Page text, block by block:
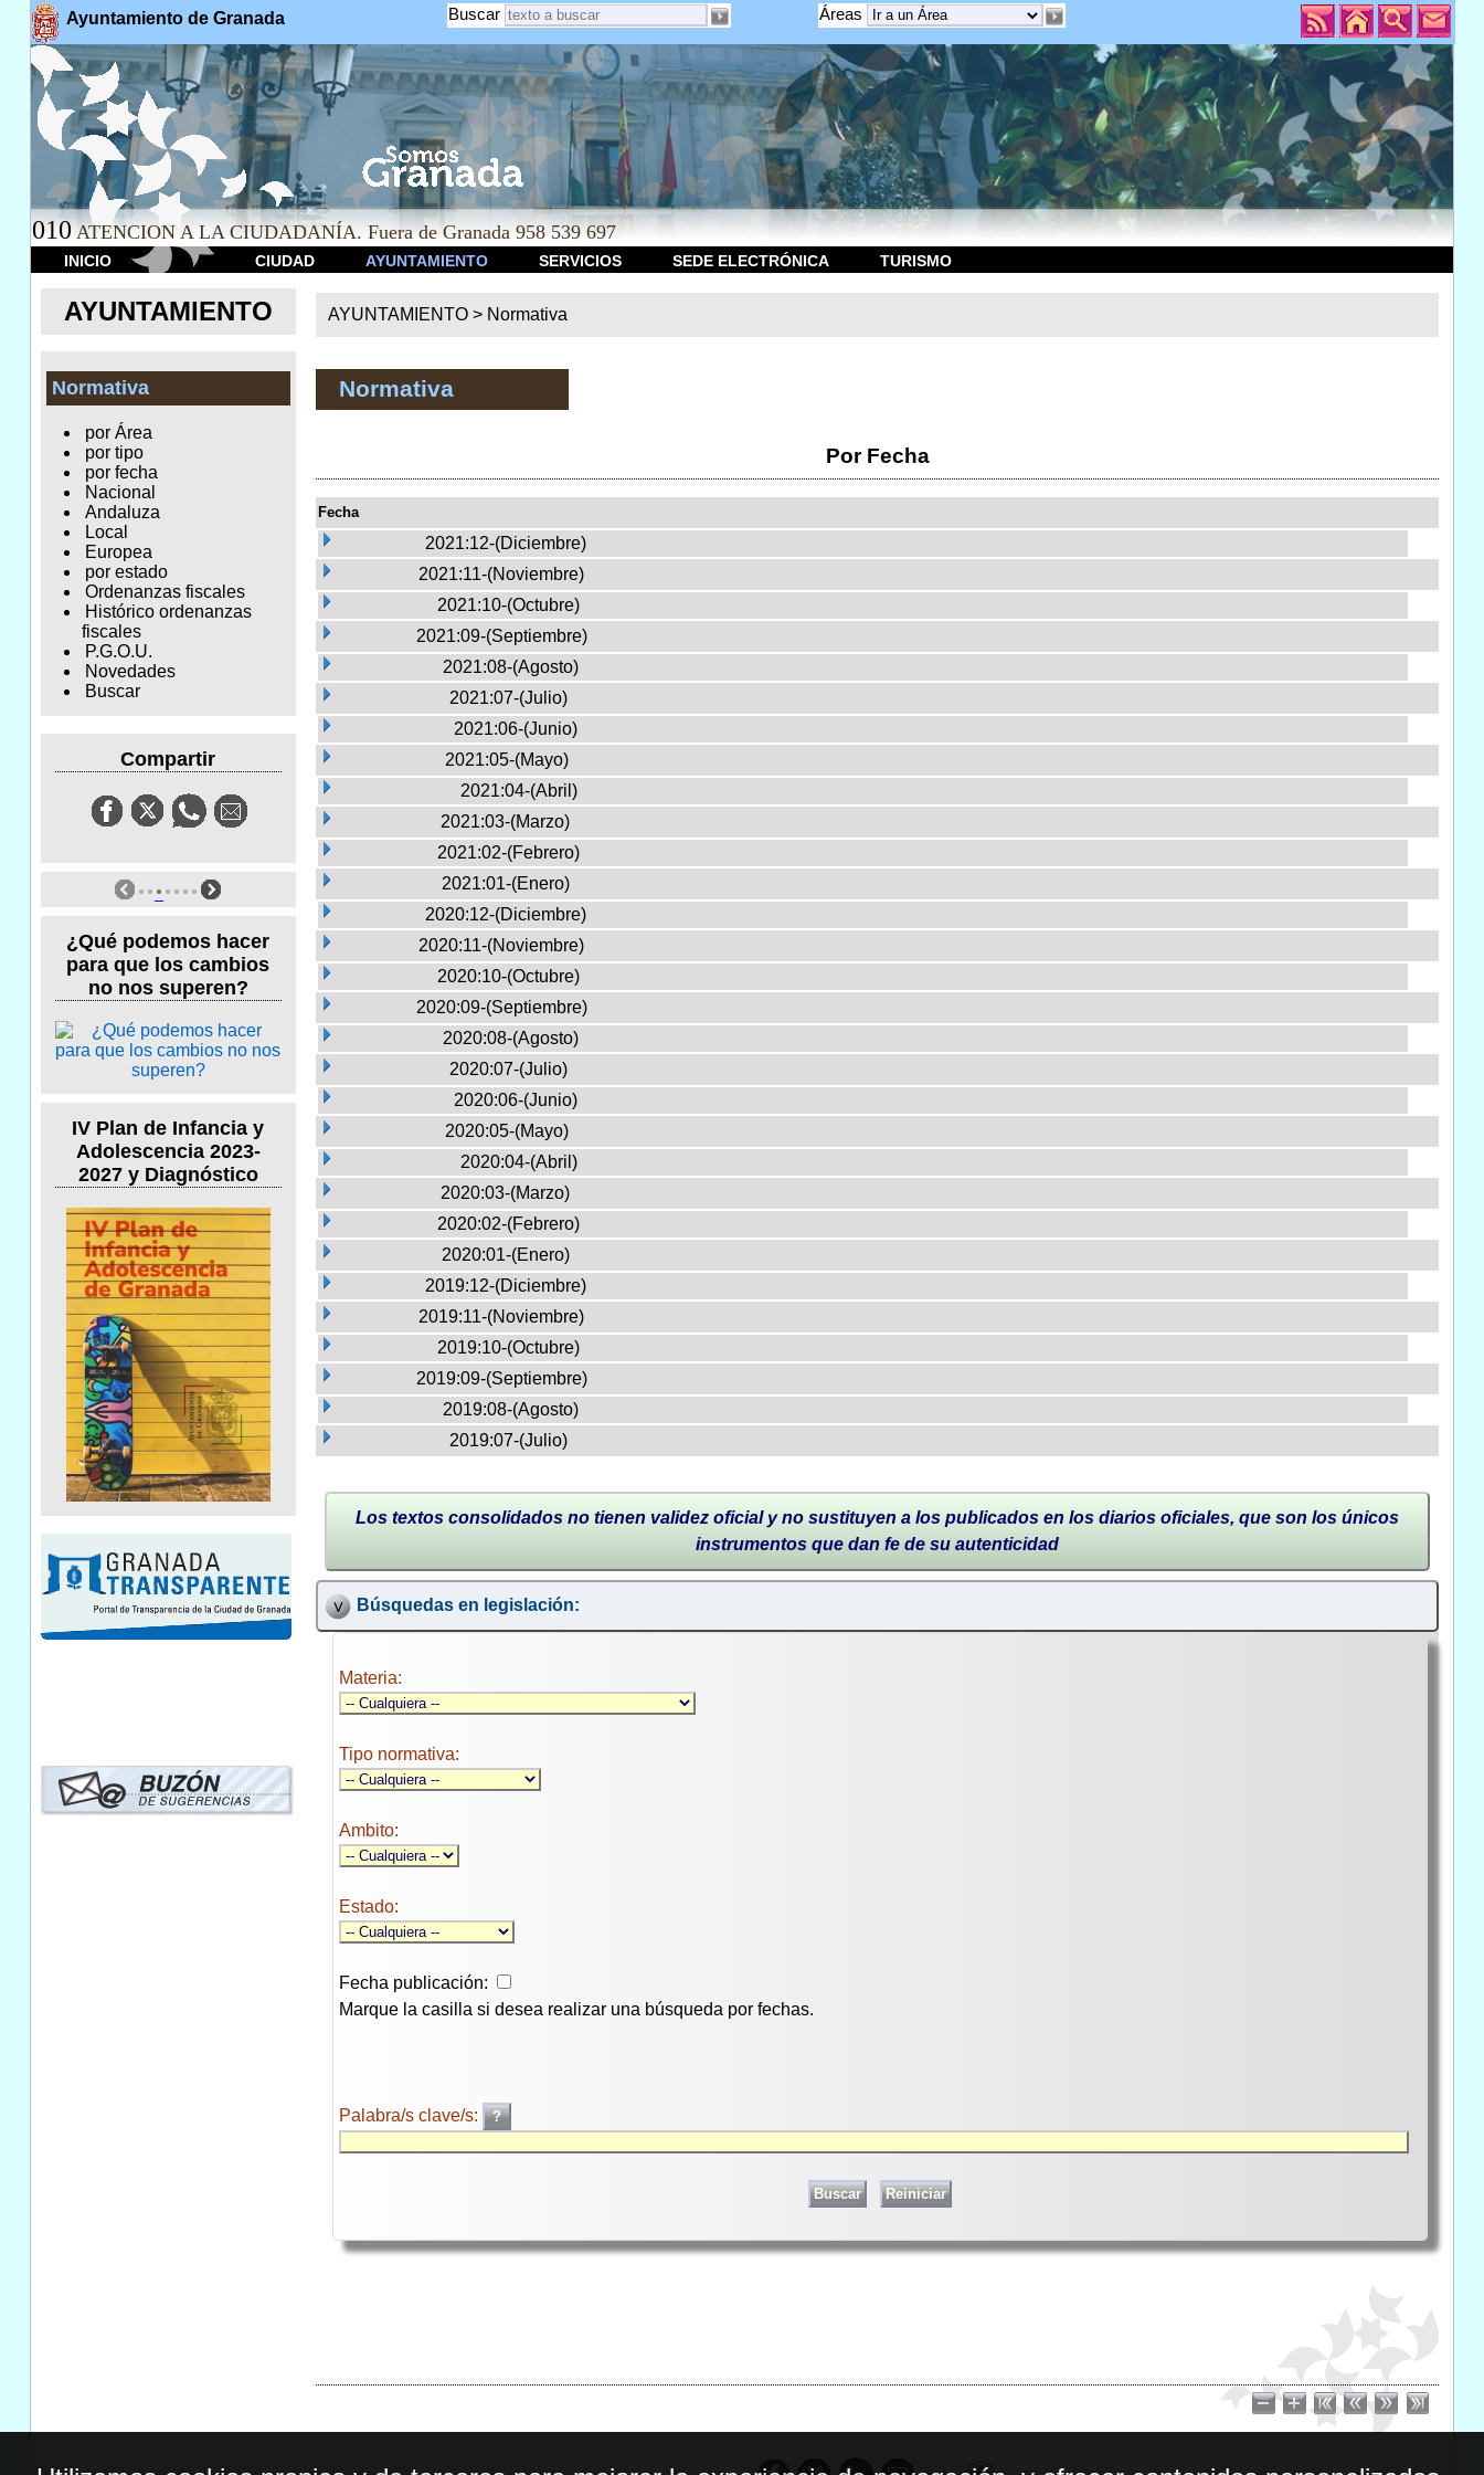
Ayuntamiento de Granada Áreas
Buscar
010 ATENCION A LA CIUDADANÍA. Fuera de Granada 958 539 697
INICIO CIUDAD AYUNTAMIENTO SERVICIOS SEDE ELECTRÓNICA TURISMO
AYUNTAMIENTO
Normativa
por Área
por tipo
por fecha
Nacional
Andaluza
Local
Europea
por estado
Ordenanzas fiscales
Histórico ordenanzas
fiscales
P.G.O.U.
Novedades
Buscar
Compartir
¿Qué podemos hacer
para que los cambios
no nos superen?
IV Plan de Infancia y
Adolescencia 2023-
2027 y Diagnóstico
AYUNTAMIENTO > Normativa
Normativa
Por Fecha
Fecha
2021:12-(Diciembre)
2021:11-(Noviembre)
2021:10-(Octubre)
2021:09-(Septiembre)
2021:08-(Agosto)
2021:07-(Julio)
2021:06-(Junio)
2021:05-(Mayo)
2021:04-(Abril)
2021:03-(Marzo)
2021:02-(Febrero)
2021:01-(Enero)
2020:12-(Diciembre)
2020:11-(Noviembre)
2020:10-(Octubre)
2020:09-(Septiembre)
2020:08-(Agosto)
2020:07-(Julio)
2020:06-(Junio)
2020:05-(Mayo)
2020:04-(Abril)
2020:03-(Marzo)
2020:02-(Febrero)
2020:01-(Enero)
2019:12-(Diciembre)
2019:11-(Noviembre)
2019:10-(Octubre)
2019:09-(Septiembre)
2019:08-(Agosto)
2019:07-(Julio)
Los textos consolidados no tienen validez oficial y no sustituyen a los publicados en los diarios oficiales, que son los únicos
instrumentos que dan fe de su autenticidad
Búsquedas en legislación:
Materia:
Tipo normativa:
Ambito:
Estado:
Fecha publicación:
Marque la casilla si desea realizar una búsqueda por fechas.
Palabra/s clave/s: